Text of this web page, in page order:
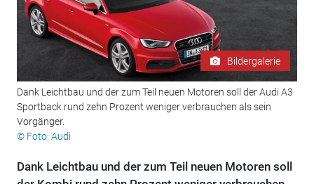
Bildergalerie
Dank Leichtbau und der zum Teil neuen Motoren soll der Audi A3
Sportback rund zehn Prozent weniger verbrauchen als sein
Vorgänger.
© Foto: Audi
Dank Leichtbau und der zum Teil neuen Motoren soll